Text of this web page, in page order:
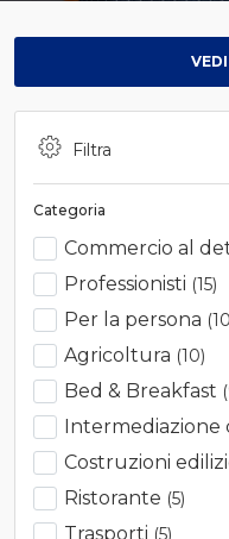
Filtra
Categoria
Commercio al
Professionisti (15)
Per la persona
Agricoltura (10)
Bed & Breakfast
Intermediazione
Costruzioni
Ristorante (5)
Trasporti (5)